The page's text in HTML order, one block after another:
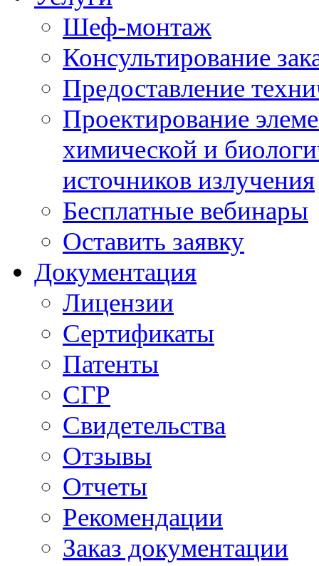
Шеф-монтаж
Консультирование
Предоставление
Проектирование
химической и
источников излучения
Бесплатные вебинары
Оставить заявку
Документация
Лицензии
Сертификаты
Патенты
СГР
Свидетельства
Отзывы
Отчеты
Рекомендации
Заказ документации